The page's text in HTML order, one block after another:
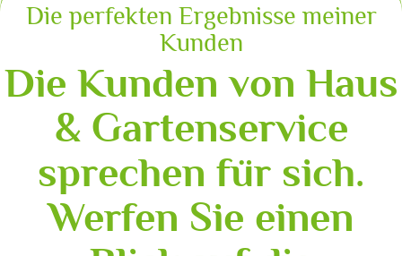
Die perfekten Ergebnisse meiner
Kunden
Die Kunden von Haus
& Gartenservice
sprechen für sich.
Werfen Sie einen